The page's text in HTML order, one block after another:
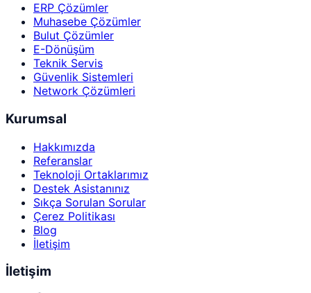
ERP Çözümler
Muhasebe Çözümler
Bulut Çözümler
E-Dönüşüm
Teknik Servis
Güvenlik Sistemleri
Network Çözümleri
Kurumsal
Hakkımızda
Referanslar
Teknoloji Ortaklarımız
Destek Asistanınız
Sıkça Sorulan Sorular
Çerez Politikası
Blog
İletişim
İletişim